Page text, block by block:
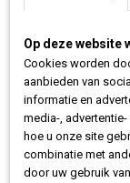
Op deze
Cookies worden
aanbieden van
informatie en
media-,
hoe u onze site
combinatie met
door uw gebruik